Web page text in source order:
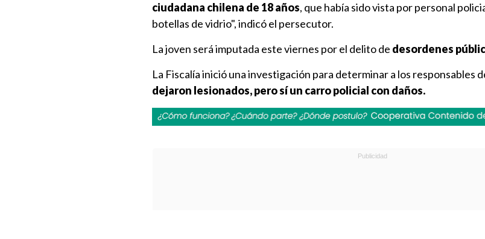
ciudadana chilena de 18 años, que había sido vista por personal
botellas de vidrio", indicó el persecutor.
La joven será imputada este viernes por el delito de desordenes
La Fiscalía inició una investigación para determinar a los responsables
dejaron lesionados, pero sí un carro policial con daños.